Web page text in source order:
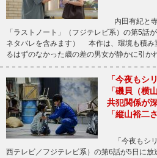
内田有紀と
「ラストノート」（フジテレビ系）の第5話
ネタバレを含みます） 本作は、環境も積み
るはずのなかった歳の差の男女が静かに引
「今夜もシ
「磯貝（横
共犯関係が
「縦山裕二
「今夜もシ
西テレビ／フジテレビ系）の第6話が5日に